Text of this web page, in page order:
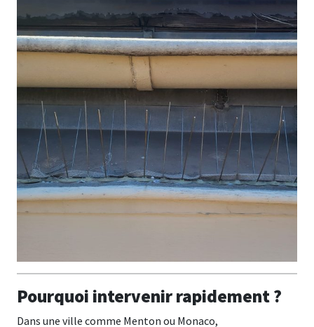
Pourquoi intervenir rapidement ?
Dans une ville comme Menton ou Monaco,